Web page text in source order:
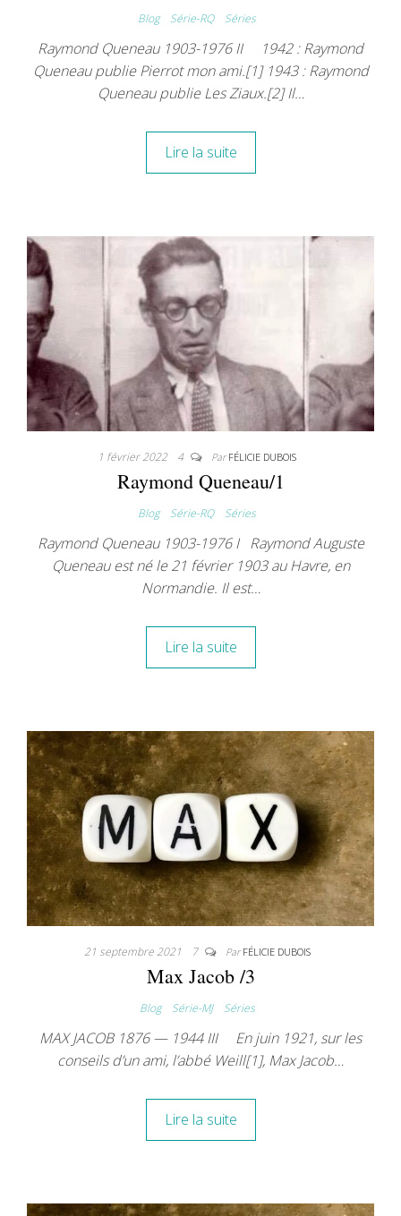
Blog Série-RQ Séries
Raymond Queneau 1903-1976 II 1942 : Raymond
Queneau publie Pierrot mon ami.[1] 1943 : Raymond
Queneau publie Les Ziaux.[2] Il…
Lire la suite
1 février 2022 4 ParFÉLICIE DUBOIS
Raymond Queneau/1
Blog Série-RQ Séries
Raymond Queneau 1903-1976 I Raymond Auguste
Queneau est né le 21 février 1903 au Havre, en
Normandie. Il est…
Lire la suite
21 septembre 2021 7 ParFÉLICIE DUBOIS
Max Jacob /3
Blog Série-MJ Séries
MAX JACOB 1876 — 1944 III En juin 1921, sur les
conseils d’un ami, l’abbé Weill[1], Max Jacob…
Lire la suite